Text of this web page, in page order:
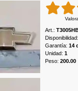
Art. :
Disponibilidad:
Garantía: 14
Unidad: 1
Peso: 200.00